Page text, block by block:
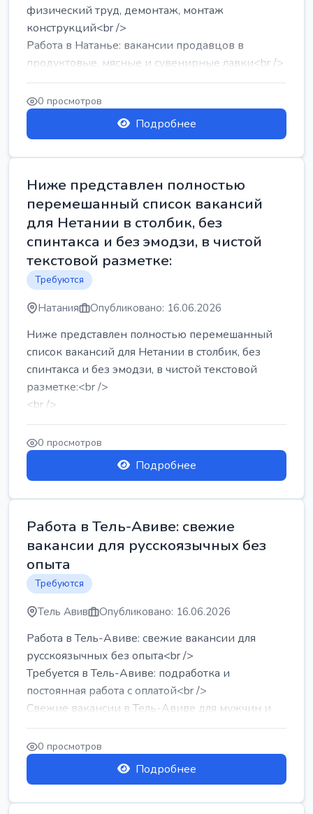
физический труд, демонтаж, монтаж
конструкций<br />
Работа в Натанье: вакансии продавцов в
продуктовые, мясные и сувенирные лавки<br />
Разнорабочий на сборку м...
0 просмотров
Подробнее
Ниже представлен полностью
перемешанный список вакансий
для Нетании в столбик, без
спинтакса и без эмодзи, в чистой
текстовой разметке:
Требуются
Натания Опубликовано: 16.06.2026
Ниже представлен полностью перемешанный
список вакансий для Нетании в столбик, без
спинтакса и без эмодзи, в чистой текстовой
разметке:<br />
<br />
Работа в Нетании на мебельном производстве:
требу...
0 просмотров
Подробнее
Работа в Тель-Авиве: свежие
вакансии для русскоязычных без
опыта
Требуются
Тель Авив Опубликовано: 16.06.2026
Работа в Тель-Авиве: свежие вакансии для
русскоязычных без опыта<br />
Требуется в Тель-Авиве: подработка и
постоянная работа с оплатой<br />
Свежие вакансии в Тель-Авиве для мужчин и
женщин от хозя...
0 просмотров
Подробнее